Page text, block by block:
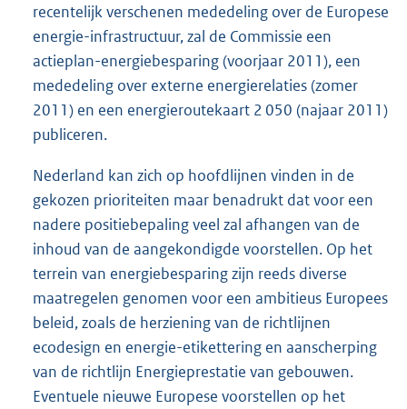
recentelijk verschenen mededeling over de Europese
energie-infrastructuur, zal de Commissie een
actieplan-energiebesparing (voorjaar 2011), een
mededeling over externe energierelaties (zomer
2011) en een energieroutekaart 2 050 (najaar 2011)
publiceren.
Nederland kan zich op hoofdlijnen vinden in de
gekozen prioriteiten maar benadrukt dat voor een
nadere positiebepaling veel zal afhangen van de
inhoud van de aangekondigde voorstellen. Op het
terrein van energiebesparing zijn reeds diverse
maatregelen genomen voor een ambitieus Europees
beleid, zoals de herziening van de richtlijnen
ecodesign en energie-etikettering en aanscherping
van de richtlijn Energieprestatie van gebouwen.
Eventuele nieuwe Europese voorstellen op het